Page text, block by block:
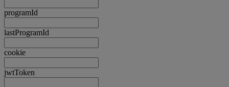
programId
lastProgramId
cookie
jwtToken